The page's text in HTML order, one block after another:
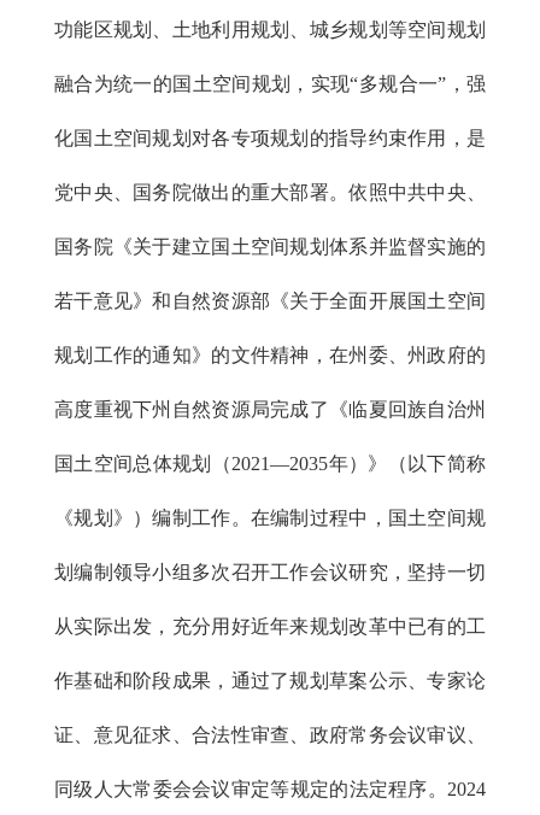
功能区规划、土地利用规划、城乡规划等空间规划
融合为统一的国土空间规划，实现“多规合一”，强
化国土空间规划对各专项规划的指导约束作用，是
党中央、国务院做出的重大部署。依照中共中央、
国务院《关于建立国土空间规划体系并监督实施的
若干意见》和自然资源部《关于全面开展国土空间
规划工作的通知》的文件精神，在州委、州政府的
高度重视下州自然资源局完成了《临夏回族自治州
国土空间总体规划（2021—2035年）》（以下简称
《规划》）编制工作。在编制过程中，国土空间规
划编制领导小组多次召开工作会议研究，坚持一切
从实际出发，充分用好近年来规划改革中已有的工
作基础和阶段成果，通过了规划草案公示、专家论
证、意见征求、合法性审查、政府常务会议审议、
同级人大常委会会议审定等规定的法定程序。2024